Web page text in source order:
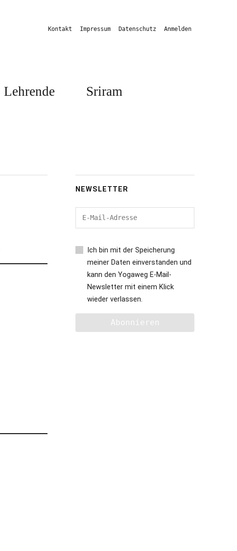
Kontakt Impressum Datenschutz Anmelden
Lehrende Sriram
NEWSLETTER
Ich bin mit der Speicherung
meiner Daten einverstanden und
kann den Yogaweg E-Mail-
Newsletter mit einem Klick
wieder verlassen.